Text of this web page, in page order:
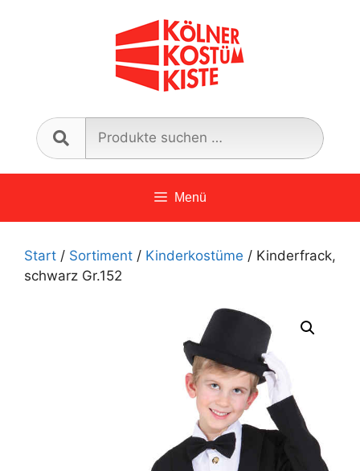
nach:
Menü
Start / Sortiment / Kinderkostüme / Kinderfrack,
schwarz Gr.152